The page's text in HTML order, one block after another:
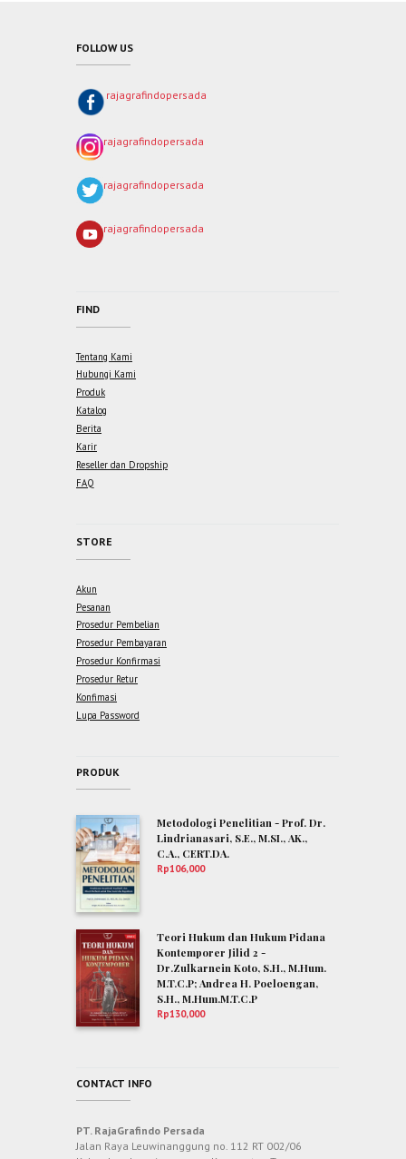
FOLLOW US
rajagrafindopersada
rajagrafindopersada
rajagrafindopersada
rajagrafindopersada
FIND
Tentang Kami
Hubungi Kami
Produk
Katalog
Berita
Karir
Reseller dan Dropship
FAQ
STORE
Akun
Pesanan
Prosedur Pembelian
Prosedur Pembayaran
Prosedur Konfirmasi
Prosedur Retur
Konfimasi
Lupa Password
PRODUK
Metodologi Penelitian - Prof. Dr.
Lindrianasari, S.E., M.SI., AK.,
C.A., CERT.DA.
Rp106,000
Teori Hukum dan Hukum Pidana
Kontemporer Jilid 2 -
Dr.Zulkarnein Koto, S.H., M.Hum.
M.T.C.P; Andrea H. Poeloengan,
S.H., M.Hum.M.T.C.P
Rp130,000
CONTACT INFO
PT. RajaGrafindo Persada
Jalan Raya Leuwinanggung no. 112 RT 002/06